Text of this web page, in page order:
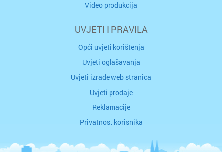
Video produkcija
UVJETI I PRAVILA
Opći uvjeti korištenja
Uvjeti oglašavanja
Uvjeti izrade web stranica
Uvjeti prodaje
Reklamacije
Privatnost korisnika